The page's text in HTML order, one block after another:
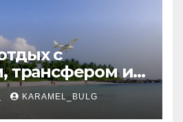
с
трансфером и
в
Таиланде
KARAMEL_BULG